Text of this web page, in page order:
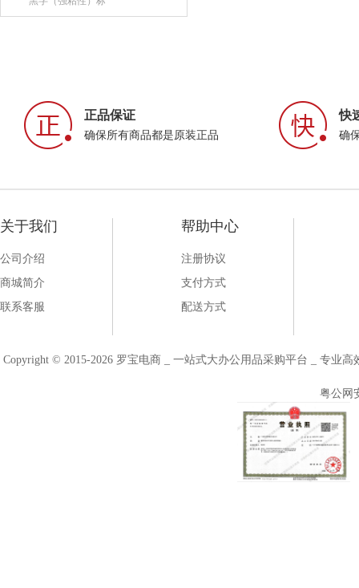
正品保证
确保所有商品都是原装正品
快
确
关于我们
公司介绍
商城简介
联系客服
帮助中心
注册协议
支付方式
配送方式
Copyright © 2015-2026 罗宝电商 _ 一站式大办公用品采购平台 _ 专业
粤公网